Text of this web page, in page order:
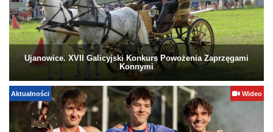
Ujanowice. XVII Galicyjski Konkurs Powożenia Zaprzęgami
Konnymi
Aktualności Wideo